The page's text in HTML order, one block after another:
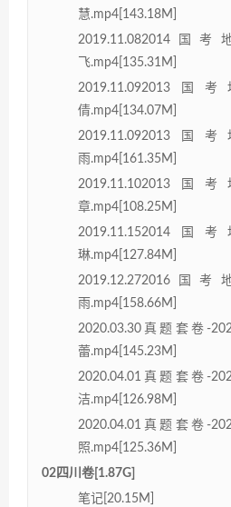
慧.mp4[143.18M]
2019.11.082014
飞.mp4[135.31M]
2019.11.092013
倩.mp4[134.07M]
2019.11.092013
雨.mp4[161.35M]
2019.11.102013
章.mp4[108.25M]
2019.11.152014
琳.mp4[127.84M]
2019.12.272016
雨.mp4[158.66M]
2020.03.30真题套卷-
蕾.mp4[145.23M]
2020.04.01真题套卷-
洁.mp4[126.98M]
2020.04.01真题套卷-
照.mp4[125.36M]
02四川卷[1.87G]
笔记[20.15M]